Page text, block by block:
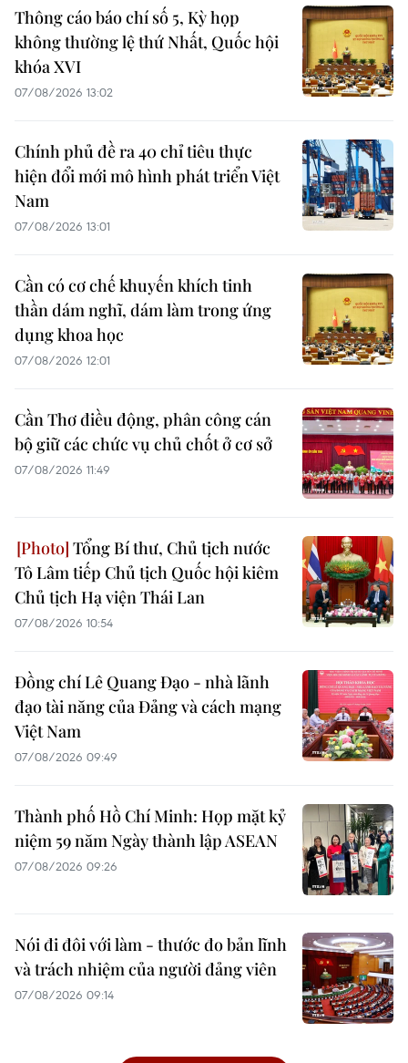
Thông cáo báo chí số 5, Kỳ họp
không thường lệ thứ Nhất, Quốc hội
khóa XVI
07/08/2026 13:02
Chính phủ đề ra 40 chỉ tiêu thực
hiện đổi mới mô hình phát triển Việt
Nam
07/08/2026 13:01
Cần có cơ chế khuyến khích tinh
thần dám nghĩ, dám làm trong ứng
dụng khoa học
07/08/2026 12:01
Cần Thơ điều động, phân công cán
bộ giữ các chức vụ chủ chốt ở cơ sở
07/08/2026 11:49
Tổng Bí thư, Chủ tịch nước
Tô Lâm tiếp Chủ tịch Quốc hội kiêm
Chủ tịch Hạ viện Thái Lan
07/08/2026 10:54
Đồng chí Lê Quang Đạo - nhà lãnh
đạo tài năng của Đảng và cách mạng
Việt Nam
07/08/2026 09:49
Thành phố Hồ Chí Minh: Họp mặt kỷ
niệm 59 năm Ngày thành lập ASEAN
07/08/2026 09:26
Nói đi đôi với làm - thước đo bản lĩnh
và trách nhiệm của người đảng viên
07/08/2026 09:14